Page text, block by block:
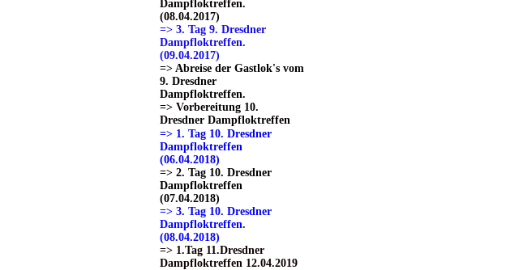
Dampfloktreffen.
(08.04.2017)
=> 3. Tag 9. Dresdner
Dampfloktreffen.
(09.04.2017)
=> Abreise der Gastlok's vom
9. Dresdner
Dampfloktreffen.
=> Vorbereitung 10.
Dresdner Dampfloktreffen
=> 1. Tag 10. Dresdner
Dampfloktreffen
(06.04.2018)
=> 2. Tag 10. Dresdner
Dampfloktreffen
(07.04.2018)
=> 3. Tag 10. Dresdner
Dampfloktreffen.
(08.04.2018)
=> 1.Tag 11.Dresdner
Dampfloktreffen 12.04.2019